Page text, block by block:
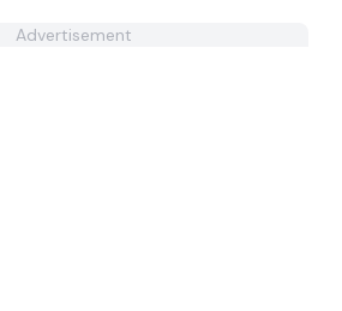
Advertisement